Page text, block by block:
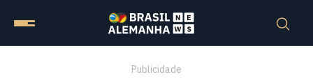
Publicidade